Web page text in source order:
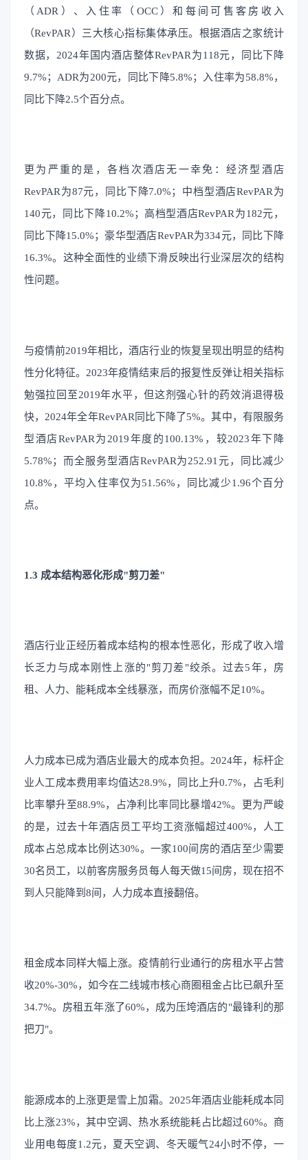
（ADR）、入住率（OCC）和每间可售客房收入
（RevPAR）三大核心指标集体承压。根据酒店之家统计
数据，2024年国内酒店整体RevPAR为118元，同比下降
9.7%；ADR为200元，同比下降5.8%；入住率为58.8%，
同比下降2.5个百分点。
更为严重的是，各档次酒店无一幸免：经济型酒店
RevPAR为87元，同比下降7.0%；中档型酒店RevPAR为
140元，同比下降10.2%；高档型酒店RevPAR为182元，
同比下降15.0%；豪华型酒店RevPAR为334元，同比下降
16.3%。这种全面性的业绩下滑反映出行业深层次的结构
性问题。
与疫情前2019年相比，酒店行业的恢复呈现出明显的结构
性分化特征。2023年疫情结束后的报复性反弹让相关指标
勉强拉回至2019年水平，但这剂强心针的药效消退得极
快，2024年全年RevPAR同比下降了5%。其中，有限服务
型酒店RevPAR为2019年度的100.13%，较2023年下降
5.78%；而全服务型酒店RevPAR为252.91元，同比减少
10.8%，平均入住率仅为51.56%，同比减少1.96个百分
点。
1.3 成本结构恶化形成"剪刀差"
酒店行业正经历着成本结构的根本性恶化，形成了收入增
长乏力与成本刚性上涨的"剪刀差"绞杀。过去5年，房
租、人力、能耗成本全线暴涨，而房价涨幅不足10%。
人力成本已成为酒店业最大的成本负担。2024年，标杆企
业人工成本费用率均值达28.9%，同比上升0.7%，占毛利
比率攀升至88.9%，占净利比率同比暴增42%。更为严峻
的是，过去十年酒店员工平均工资涨幅超过400%，人工
成本占总成本比例达30%。一家100间房的酒店至少需要
30名员工，以前客房服务员每人每天做15间房，现在招不
到人只能降到8间，人力成本直接翻倍。
租金成本同样大幅上涨。疫情前行业通行的房租水平占营
收20%-30%，如今在二线城市核心商圈租金占比已飙升至
34.7%。房租五年涨了60%，成为压垮酒店的"最锋利的那
把刀"。
能源成本的上涨更是雪上加霜。2025年酒店业能耗成本同
比上涨23%，其中空调、热水系统能耗占比超过60%。商
业用电每度1.2元，夏天空调、冬天暖气24小时不停，一